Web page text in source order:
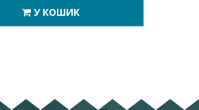
У КОШИК